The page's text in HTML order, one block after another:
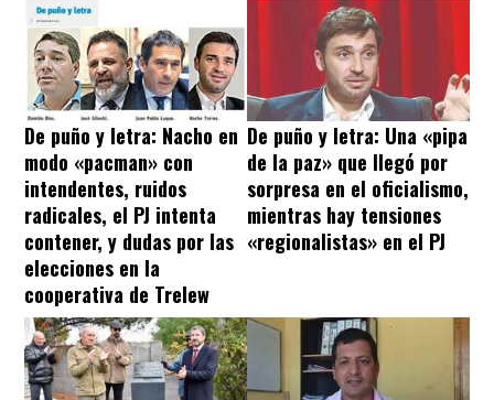
De puño y letra: Nacho en
modo «pacman» con
intendentes, ruidos
radicales, el PJ intenta
contener, y dudas por las
elecciones en la
cooperativa de Trelew
De puño y letra: Una «pipa
de la paz» que llegó por
sorpresa en el oficialismo,
mientras hay tensiones
«regionalistas» en el PJ